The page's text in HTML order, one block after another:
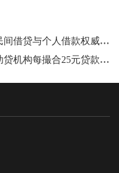
贷与个人借款权威指南
构每撮合25元贷款能赚1元